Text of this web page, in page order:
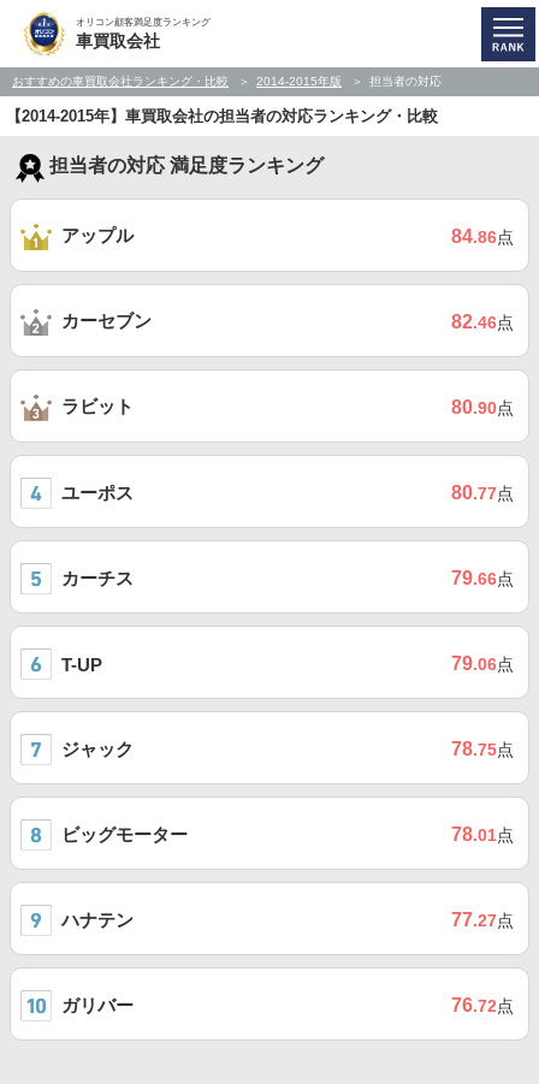
オリコン顧客満足度ランキング
車買取会社
おすすめの車買取会社ランキング・比較 2014-2015年版 担当者の対応
【2014-2015年】車買取会社の担当者の対応ランキング・比較
担当者の対応 満足度ランキング
アップル 84.86点
カーセブン 82.46点
ラビット 80.90点
ユーポス 80.77点
カーチス 79.66点
T-UP 79.06点
ジャック 78.75点
ビッグモーター 78.01点
ハナテン 77.27点
ガリバー 76.72点